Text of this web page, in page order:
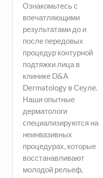
Ознакомьтесь с
впечатляющими
результатами до и
после передовых
процедур контурной
подтяжки лица в
клинике D&A
Dermatology в Сеуле.
Наши опытные
дерматологи
специализируются на
неинвазивных
процедурах, которые
восстанавливают
молодой рельеф,